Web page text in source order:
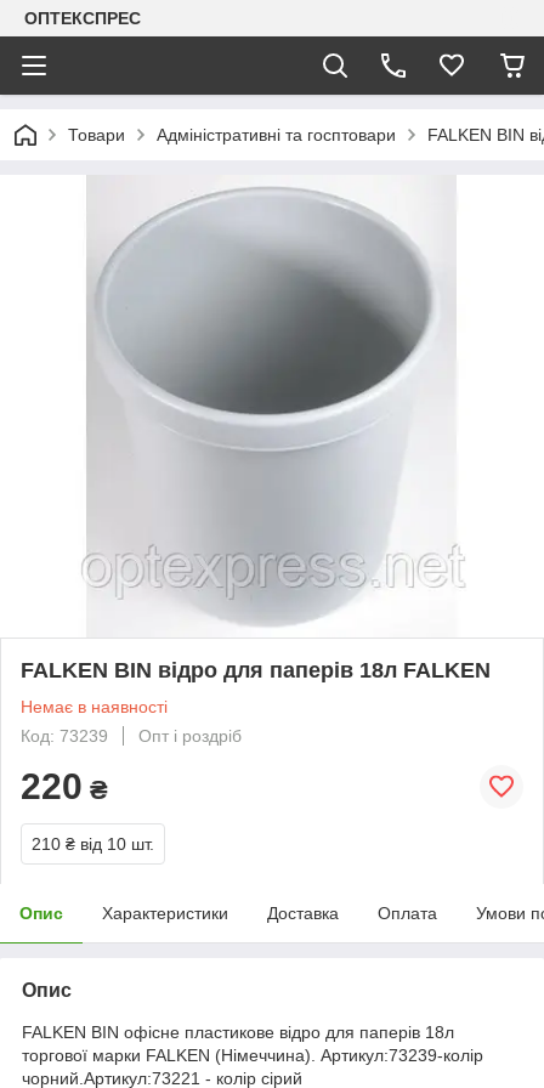
ОПТЕКСПРЕС
Товари Адміністративні та госптовари FALKEN BIN
FALKEN BIN відро для паперів 18л FALKEN
Немає в наявності
Код: 73239
Опт і роздріб
220 ₴
210 ₴ від 10 шт.
Опис Характеристики Доставка Оплата Умови
Опис
FALKEN BIN офісне пластикове відро для паперів 18л
торгової марки FALKEN (Німеччина). Артикул:73239-колір
чорний.Артикул:73221 - колір сірий